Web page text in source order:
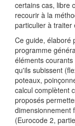
certains cas, libre
recourir à la
particulier à traiter
Ce guide, élaboré
programme
éléments
qu'ils subissent
poteaux,
calcul complètent
proposés
dimensionnement
(Eurocode 2,